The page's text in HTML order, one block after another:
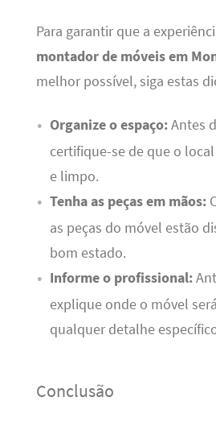
Para garantir que a
montador de móveis em
melhor possível, siga estas
Organize o espaço:Antes
certifique-se de que o
e limpo.
Tenha as peças em mãos:
as peças do móvel estão
bom estado.
Informe o profissional:
explique onde o móvel
qualquer detalhe
Conclusão